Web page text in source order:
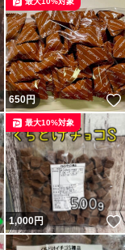
いいね！
650円
いいね！
1,000円
最大10%対象